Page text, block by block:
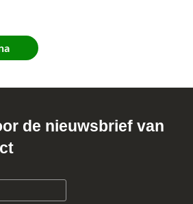
de nieuwsbrief van